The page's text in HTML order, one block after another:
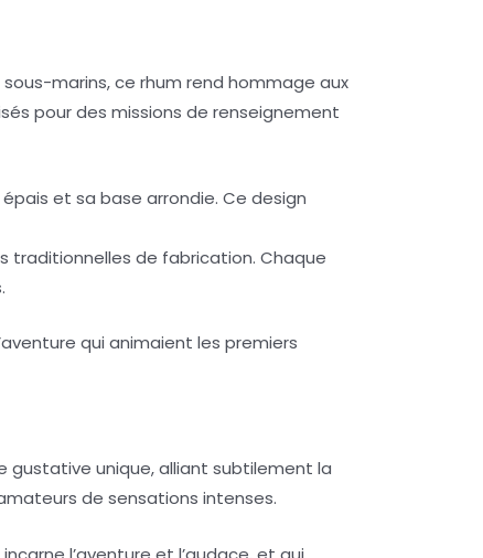
sous-marins, ce rhum rend hommage aux
pour des missions de renseignement
et sa base arrondie. Ce design
traditionnelles de fabrication. Chaque
qui animaient les premiers
gustative unique, alliant subtilement la
de sensations intenses.